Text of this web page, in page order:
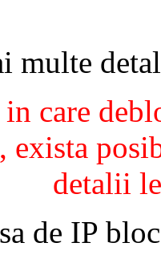
multe
care
detalii
de IP